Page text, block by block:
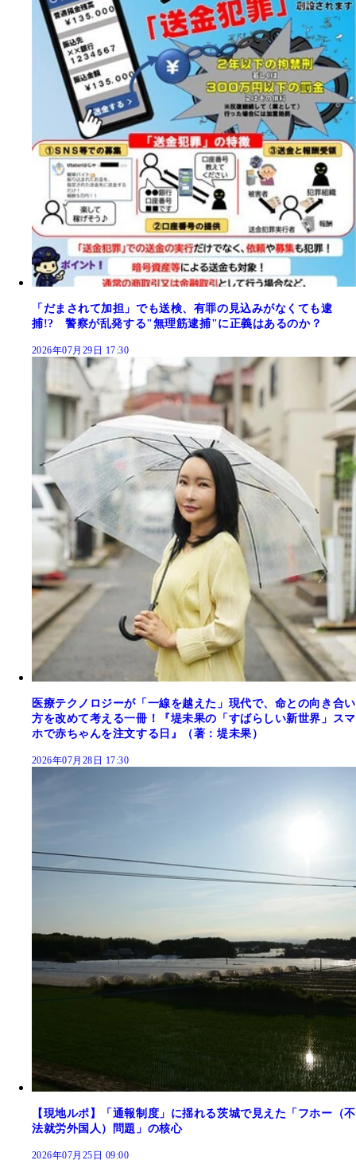
「だまされて加担」でも送検、有罪の見込みがなくても逮
捕!? 警察が乱発する"無理筋逮捕"に正義はあるのか？
2026年07月29日 17:30
医療テクノロジーが「一線を越えた」現代で、命との向き合い
方を改めて考える一冊！『堤未果の「すばらしい新世界」スマ
ホで赤ちゃんを注文する日』（著：堤未果）
2026年07月28日 17:30
【現地ルポ】「通報制度」に揺れる茨城で見えた「フホー（不
法就労外国人）問題」の核心
2026年07月25日 09:00